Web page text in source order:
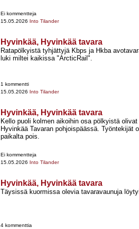
Ei kommentteja
15.05.2026 Into Tilander
Hyvinkää, Hyvinkää tavara
Ratapölkyistä tyhjättyjä Kbps ja Hkba
luki miltei kaikissa "ArcticRail".
1 kommentti
15.05.2026 Into Tilander
Hyvinkää, Hyvinkää tavara
Kello puoli kolmen aikoihin osa pölkyistä
Hyvinkää Tavaran pohjoispäässä. Työntekijät
paikalta pois.
Ei kommentteja
15.05.2026 Into Tilander
Hyvinkää, Hyvinkää tavara
Täysissä kuormissa olevia tavaravaunuja
4 kommenttia